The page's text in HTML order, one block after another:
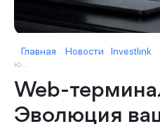
Главная Новости Investlink
ю...
Web-
Эволюция